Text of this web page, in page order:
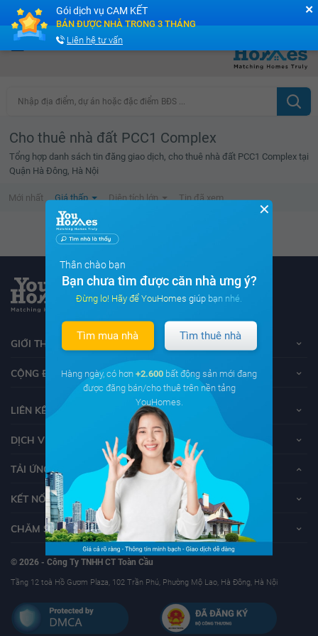
Cộng đồng Môi giới bPRO
Nhập địa điểm, dự án hoặc đặc điểm BĐS ...
Cho thuê nhà đất PCC1 Complex
Tổng hợp danh sách tin đăng giao dịch, cho thuê nhà đất PCC1 Complex tại
Quận Hà Đông, Hà Nội
Mới nhất Giá thấp Diện tích lớn Tin đã xem
Không tìm thấy tin bất động sản nào
GIỚI THIỆU VỀ YOUHOMES
CỘNG ĐỒNG YOUHOMERS
LIÊN KẾT
DỊCH VỤ KHÁCH HÀNG
TẢI ỨNG DỤNG YOUHOMES
KẾT NỐI VỚI YOUHOMES
CHĂM SÓC KHÁCH HÀNG
© 2026 - Công Ty TNHH CT Toàn Cầu
Tầng 12 toà Hồ Gươm Plaza, 102 Trần Phú, Phường Mộ Lao, Hà Đông, Hà Nội
✕
Thân chào bạn
Bạn chưa tìm được căn nhà ưng ý?
Đừng lo! Hãy để YouHomes giúp bạn nhé.
Tìm mua nhà Tìm thuê nhà
Hàng ngày, có hơn +2.600 bất động sản mới đang
được đăng bán/cho thuê trên nền tảng
YouHomes.
✕
Gói dịch vụ CAM KẾT
BÁN ĐƯỢC NHÀ TRONG 3 THÁNG
Liên hệ tư vấn